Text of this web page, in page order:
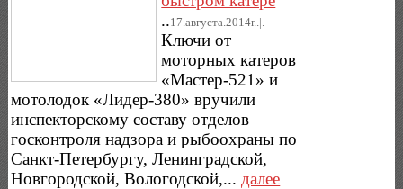
..17.августа.2014г..|.
Ключи от
моторных катеров
«Мастер-521» и
мотолодок «Лидер-380» вручили
инспекторскому составу отделов
госконтроля надзора и рыбоохраны по
Санкт-Петербургу, Ленинградской,
Новгородской, Вологодской,... далее